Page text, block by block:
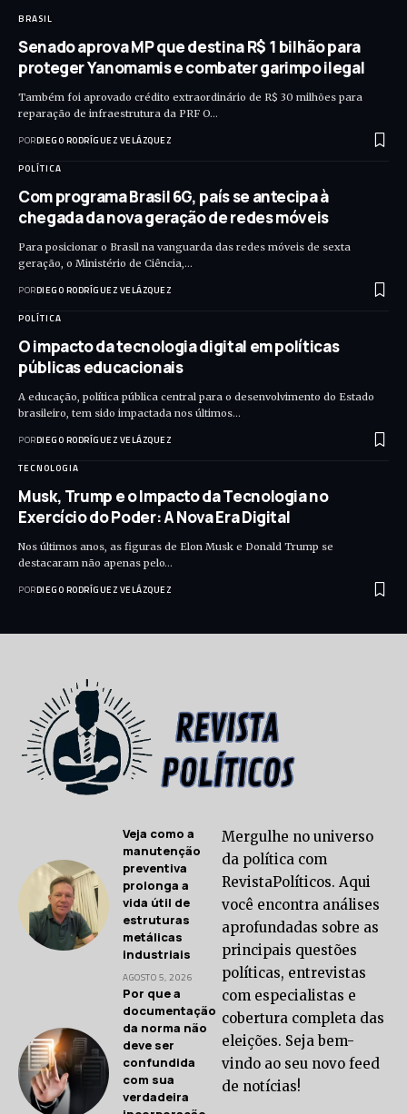
BRASIL
Senado aprova MP que destina R$ 1 bilhão para
proteger Yanomamis e combater garimpo ilegal
Também foi aprovado crédito extraordinário de R$ 30 milhões para
reparação de infraestrutura da PRF O…
PORDIEGO RODRÍGUEZ VELÁZQUEZ
POLÍTICA
Com programa Brasil 6G, país se antecipa à
chegada da nova geração de redes móveis
Para posicionar o Brasil na vanguarda das redes móveis de sexta
geração, o Ministério de Ciência,…
PORDIEGO RODRÍGUEZ VELÁZQUEZ
POLÍTICA
O impacto da tecnologia digital em políticas
públicas educacionais
A educação, política pública central para o desenvolvimento do Estado
brasileiro, tem sido impactada nos últimos…
PORDIEGO RODRÍGUEZ VELÁZQUEZ
TECNOLOGIA
Musk, Trump e o Impacto da Tecnologia no
Exercício do Poder: A Nova Era Digital
Nos últimos anos, as figuras de Elon Musk e Donald Trump se
destacaram não apenas pelo…
PORDIEGO RODRÍGUEZ VELÁZQUEZ
Veja como a
manutenção
preventiva
prolonga a
vida útil de
estruturas
metálicas
industriais
AGOSTO 5, 2026
Por que a
documentação
da norma não
deve ser
confundida
com sua
verdadeira
Mergulhe no universo
da política com
RevistaPolíticos. Aqui
você encontra análises
aprofundadas sobre as
principais questões
políticas, entrevistas
com especialistas e
cobertura completa das
eleições. Seja bem-
vindo ao seu novo feed
de notícias!